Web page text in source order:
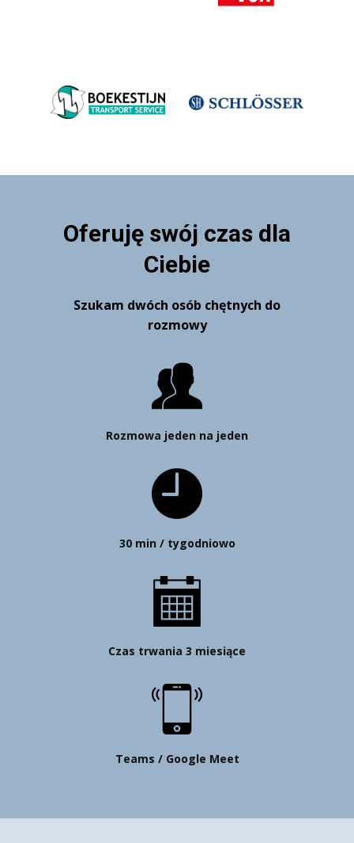
Oferuję swój czas dla
Ciebie
Szukam dwóch osób chętnych do
rozmowy
Rozmowa jeden na jeden
30 min / tygodniowo
Czas trwania 3 miesiące
Teams / Google Meet